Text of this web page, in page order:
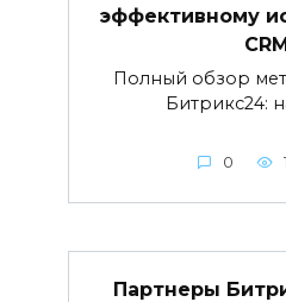
эффективному
Полный обзор
Битрикс24:
0
Партнеры